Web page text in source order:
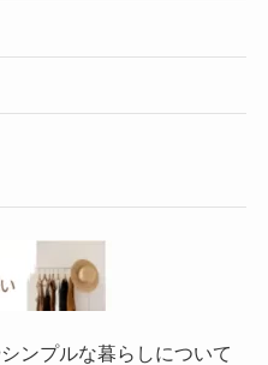
ンプルな暮らしについて